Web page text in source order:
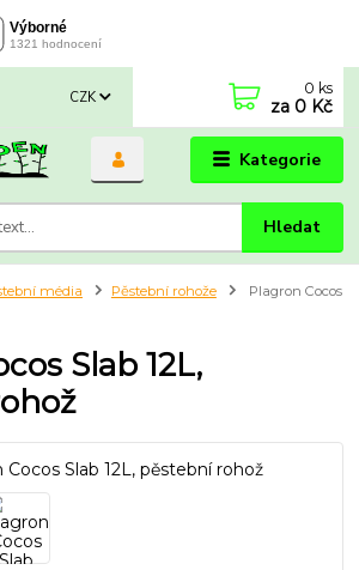
Kategorie
CZK
Hledat
0 ks
za 0 Kč
média Pěstební rohože
Plagron Cocos
Slab 12L,